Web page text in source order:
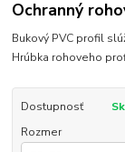
Ochranný
Bukový PVC profil
Hrúbka rohoveho
Dostupnosť
Rozmer